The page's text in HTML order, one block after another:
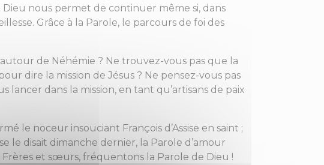
Dieu nous permet de continuer même si, dans
Grâce à la Parole, le parcours de foi des
de Néhémie ? Ne trouvez-vous pas que la
dire la mission de Jésus ? Ne pensez-vous pas
dans la mission, en tant qu’artisans de paix
le noceur insouciant François d’Assise en saint ;
le disait dimanche dernier, la Parole d’amour
et sœurs, fréquentons la Parole de Dieu !